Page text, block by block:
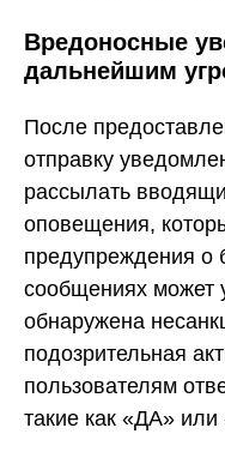
Вредоносные
дальнейшим
После
отправку
рассылать
оповещения,
предупреждения о
сообщениях может
обнаружена
подозрительная
пользователям
такие как «ДА»